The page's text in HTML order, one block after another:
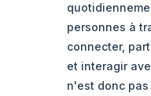
personnes à
connecter,
et interagir
n'est donc